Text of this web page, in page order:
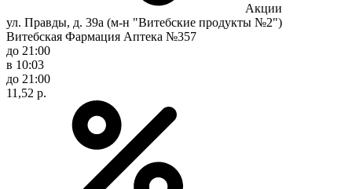
Акции
ул. Правды, д. 39а (м-н "Витебские продукты №2")
Витебская Фармация Аптека №357
до 21:00
в 10:03
до 21:00
11,52 р.